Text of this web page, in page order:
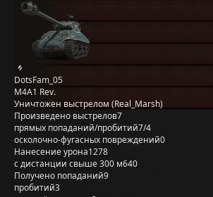
DotsFam_05
M4A1 Rev.
Уничтожен выстрелом (Real_Marsh)
Произведено выстрелов7
прямых попаданий/пробитий7/4
осколочно-фугасных повреждений0
Нанесение урона1278
с дистанции свыше 300 м640
Получено попаданий9
пробитий3